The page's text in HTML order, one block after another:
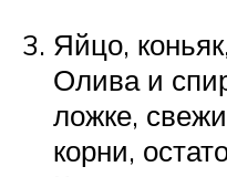
Яйцо,
Олива и
ложке,
корни,